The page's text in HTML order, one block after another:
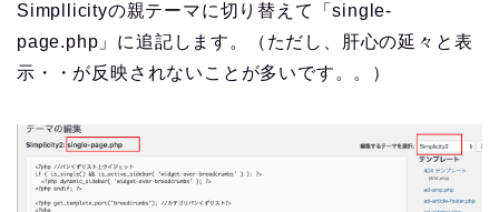
Simpllicityの親テーマに切り替えて「single-
page.php」に追記します。（ただし、肝心の延々と表
示・・が反映されないことが多いです。。）